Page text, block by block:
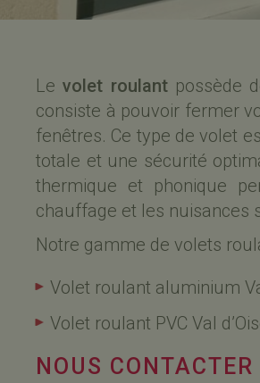
Levolet roulantpossède
consiste à pouvoir fermer
fenêtres. Ce type de volet
totale et une sécurité
thermique et phonique
chauffage et les nuisances
Notre gamme de volets
Volet roulant aluminium
Volet roulant PVC Val
NOUS CONTACTER